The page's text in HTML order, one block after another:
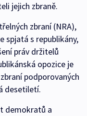
jejich zbraně.
zbraní (NRA),
spjatá s republikány,
práv držitelů
opozice je
podporovaných
desetiletí.
demokratů a